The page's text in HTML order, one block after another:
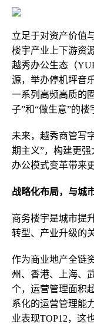
立足于对资产价值
楼宇产业上下游资
越秀办公生态（
源，举办停机坪音
一系列高频高质的
子”和“做生意”的楼
未来，越秀商管写
期主义”，构建更
办公模式变革带来
战略化布局，与城
商务楼宇是城市提
转型、产业升级的
作为商业地产全链
州、香港、上海、
个，运营管理面积
系化的运营管理能
业表现TOP12，这